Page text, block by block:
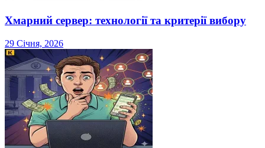
Хмарний сервер: технології та критерії вибору
29 Січня, 2026